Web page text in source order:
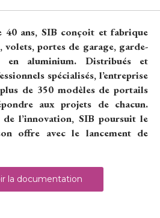
40 ans, SIB conçoit et fabrique
volets, portes de garage, garde-
en aluminium. Distribués et
spécialisés, l’entreprise
de 350 modèles de portails
aux projets de chacun.
l’innovation, SIB poursuit le
offre avec le lancement de
la documentation